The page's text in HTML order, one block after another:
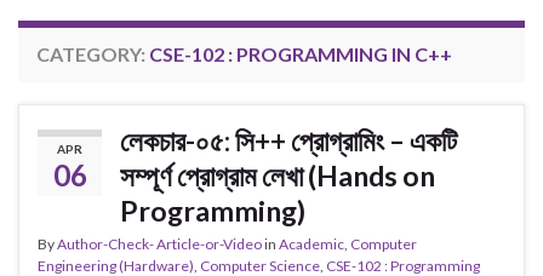
CATEGORY: CSE-102 : PROGRAMMING IN C++
APR
06
লেকচার-০৫: সি++ প্রোগ্রামিং – একটি
সম্পূর্ণ প্রোগ্রাম লেখা (Hands on
Programming)
ByAuthor-Check- Article-or-Videoin Academic Computer
Engineering (Hardware) Computer Science CSE-102 : Programming